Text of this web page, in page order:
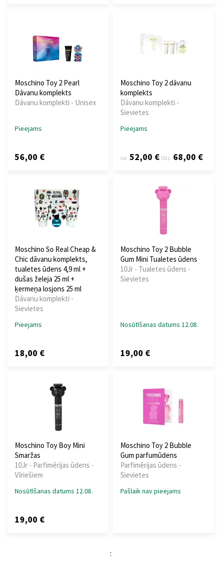
Moschino Toy 2 Pearl
Dāvanu komplekts
Dāvanu komplekti - Unisex
Pieejams
56,00 €
Moschino Toy 2 dāvanu
komplekts
Dāvanu komplekti -
Sievietes
Pieejams
no 52,00 € līdz 68,00 €
Moschino So Real Cheap &
Chic dāvanu komplekts,
tualetes ūdens 4,9 ml +
dušas želeja 25 ml +
ķermeņa losjons 25 ml
Dāvanu komplekti -
Sievietes
Pieejams
18,00 €
Moschino Toy 2 Bubble
Gum Mini Tualetes ūdens
10Jr - Tualetes ūdens -
Sievietes
Nosūtīšanas datums 12.08.
19,00 €
Moschino Toy Boy Mini
Smaržas
10Jr - Parfimērijas ūdens -
Vīriešiem
Nosūtīšanas datums 12.08.
19,00 €
Moschino Toy 2 Bubble
Gum parfumūdens
Parfimērijas ūdens -
Sievietes
Pašlaik nav pieejams
: